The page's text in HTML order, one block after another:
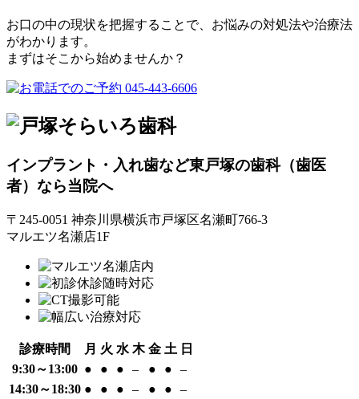
お口の中の現状を把握することで、お悩みの対処法や治療法
がわかります。
まずはそこから始めませんか？
インプラント・入れ歯など東戸塚の歯科（歯医
者）なら当院へ
〒245-0051 神奈川県横浜市戸塚区名瀬町766-3
マルエツ名瀬店1F
診療時間 月 火 水 木 金 土 日
9:30～13:00 ● ● ● – ● ●
–
14:30～18:30 ● ● ● – ● ● –